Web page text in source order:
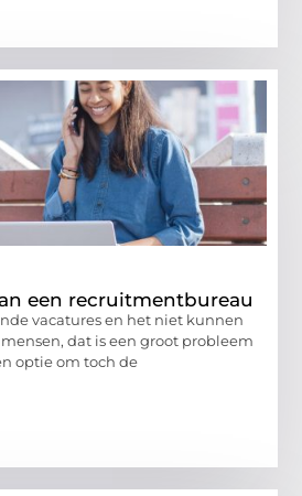
een recruitmentbureau
vacatures en het niet kunnen
dat is een groot probleem
optie om toch de